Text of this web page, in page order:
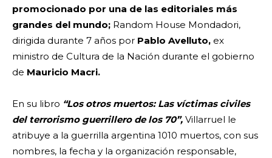
promocionado por una de las editoriales más
grandes del mundo; Random House Mondadori,
dirigida durante 7 años por Pablo Avelluto, ex
ministro de Cultura de la Nación durante el gobierno
de Mauricio Macri.
En su libro “Los otros muertos: Las víctimas civiles
del terrorismo guerrillero de los 70”, Villarruel le
atribuye a la guerrilla argentina 1010 muertos, con sus
nombres, la fecha y la organización responsable,